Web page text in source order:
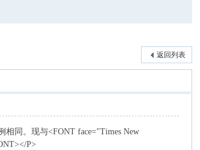
返回列表
相同。现与<FONT face="Times New
P>